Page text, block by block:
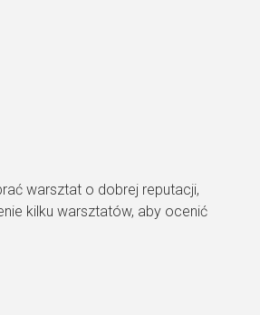
warsztat o dobrej reputacji,
kilku warsztatów, aby ocenić